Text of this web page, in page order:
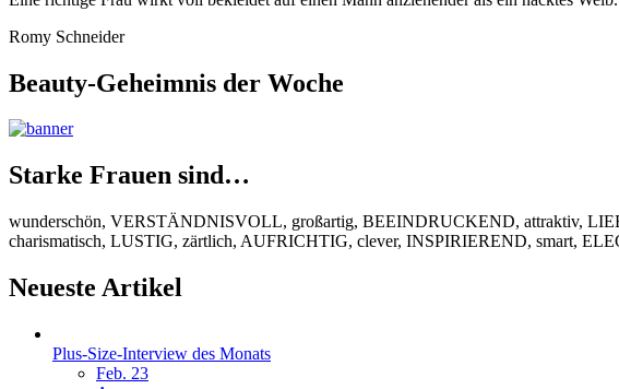
Romy Schneider
Beauty-Geheimnis der Woche
Starke Frauen sind…
wunderschön, VERSTÄNDNISVOLL, großartig, BEEINDRUCKEND, attraktiv,
charismatisch, LUSTIG, zärtlich, AUFRICHTIG, clever, INSPIRIEREND, smart,
Neueste Artikel
Plus-Size-Interview des Monats
Feb. 23